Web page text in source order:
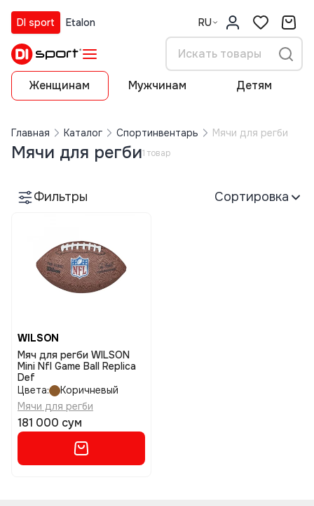
DI sport Etalon RU
Женщинам Мужчинам Детям
Главная Каталог Спортинвентарь Мячи для регби
Мячи для регби1 товар
Фильтры Сортировка
WILSON
Мяч для регби WILSON
Mini Nfl Game Ball Replica
Def
Цвета:
Коричневый
Мячи для регби
181 000 сум